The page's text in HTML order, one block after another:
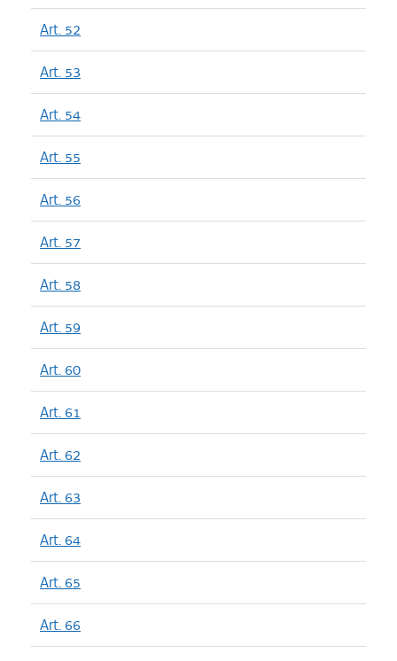
Art. 52
Art. 53
Art. 54
Art. 55
Art. 56
Art. 57
Art. 58
Art. 59
Art. 60
Art. 61
Art. 62
Art. 63
Art. 64
Art. 65
Art. 66